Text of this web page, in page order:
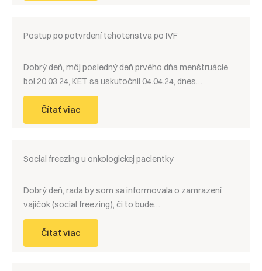
Postup po potvrdení tehotenstva po IVF
Dobrý deň, môj posledný deň prvého dňa menštruácie
bol 20.03.24, KET sa uskutočnil 04.04.24, dnes…
Čítať viac
Social freezing u onkologickej pacientky
Dobrý deň, rada by som sa informovala o zamrazení
vajíčok (social freezing), či to bude…
Čítať viac